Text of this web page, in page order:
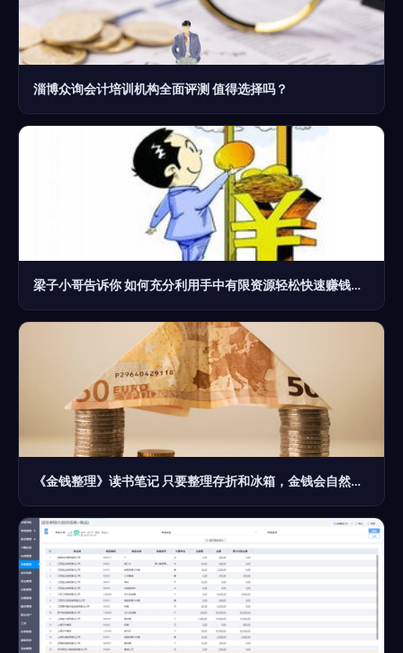
淄博众询会计培训机构全面评测 值得选择吗？
梁子小哥告诉你 如何充分利用手中有限资源轻松快速赚钱——财务咨询实战指南
《金钱整理》读书笔记 只要整理存折和冰箱，金钱会自然流向你